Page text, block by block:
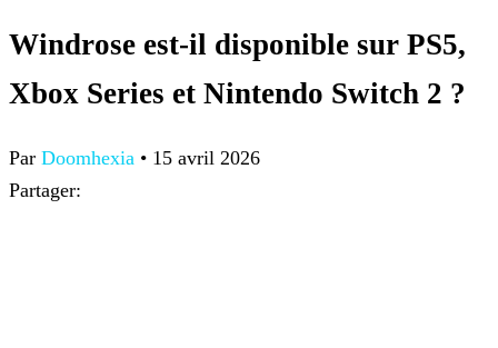
Windrose est-il disponible sur PS5,
Xbox Series et Nintendo Switch 2 ?
Par Doomhexia • 15 avril 2026
Partager: